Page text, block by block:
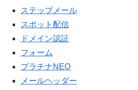
ステップメール
スポット配信
ドメイン認証
フォーム
プラチナNEO
メールヘッダー